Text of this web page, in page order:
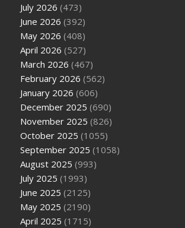
July 2026 (473)
June 2026 (392)
May 2026 (408)
April 2026 (527)
March 2026 (467)
February 2026 (562)
January 2026 (606)
December 2025 (690)
November 2025 (826)
October 2025 (1055)
September 2025 (1058)
August 2025 (993)
July 2025 (1993)
June 2025 (2125)
May 2025 (2190)
April 2025 (1715)